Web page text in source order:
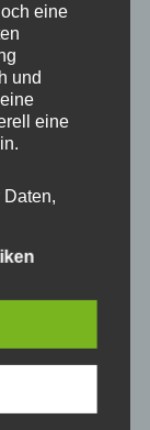
2 Personen
2 Nächte
möglich
möglich
25%
vor Anreise
eine
und
eine
unser
Umfang
und